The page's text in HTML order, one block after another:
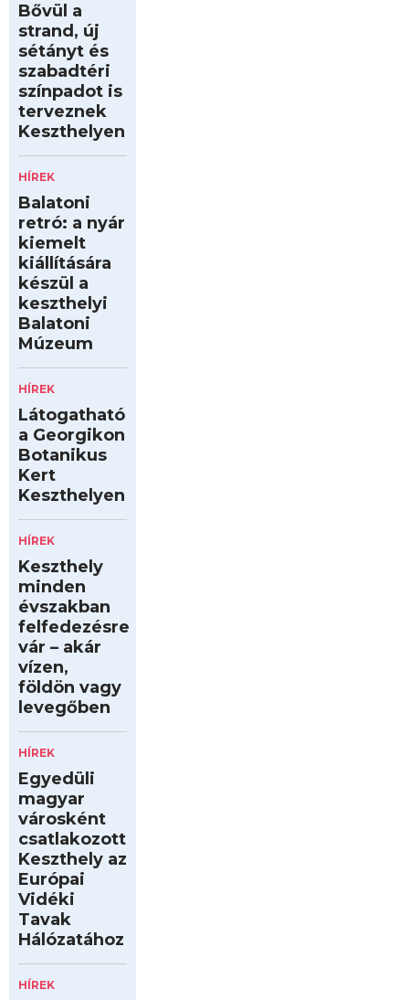
Bővül a
strand, új
sétányt és
szabadtéri
színpadot is
terveznek
Keszthelyen
HÍREK
Balatoni
retró: a nyár
kiemelt
kiállítására
készül a
keszthelyi
Balatoni
Múzeum
HÍREK
Látogatható
a Georgikon
Botanikus
Kert
Keszthelyen
HÍREK
Keszthely
minden
évszakban
felfedezésre
vár – akár
vízen,
földön vagy
levegőben
HÍREK
Egyedüli
magyar
városként
csatlakozott
Keszthely az
Európai
Vidéki
Tavak
Hálózatához
HÍREK